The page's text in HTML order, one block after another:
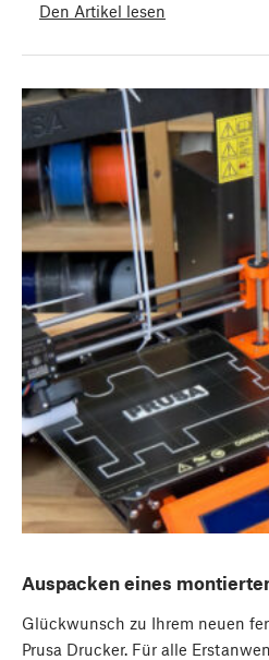
Den Artikel lesen
Auspacken eines
Glückwunsch zu Ihrem neuen
Prusa Drucker. Für alle